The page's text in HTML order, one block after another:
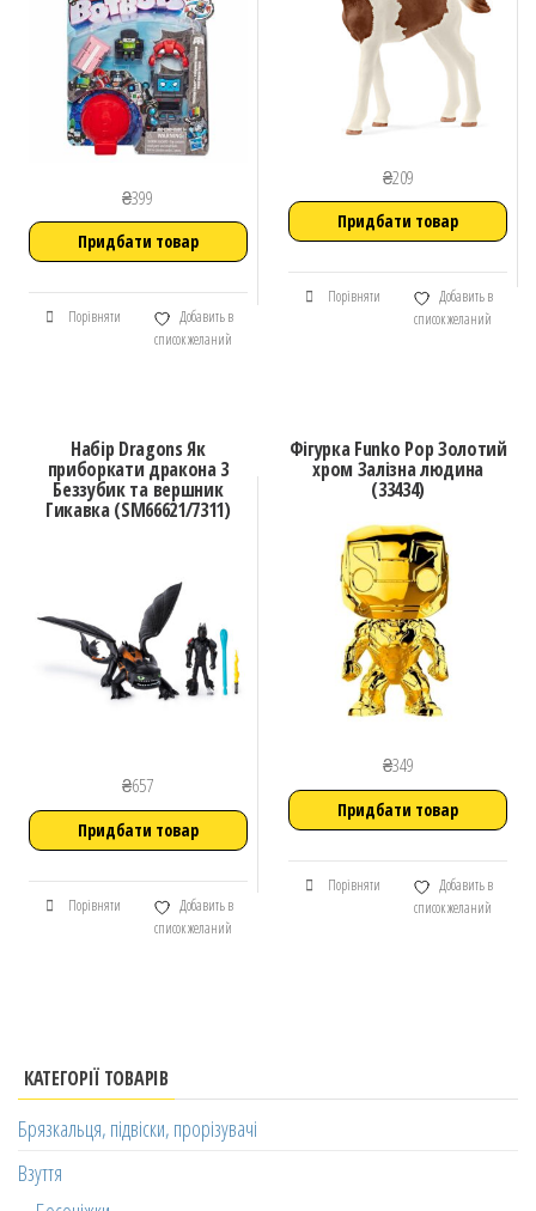
₴399
Придбати товар
Порівняти
Добавить в
список желаний
₴209
Придбати товар
Порівняти
Добавить в
список желаний
Набір Dragons Як
приборкати дракона 3
Беззубик та вершник
Гикавка (SM66621/7311)
₴657
Придбати товар
Порівняти
Добавить в
список желаний
Фігурка Funko Pop Золотий
хром Залізна людина
(33434)
₴349
Придбати товар
Порівняти
Добавить в
список желаний
КАТЕГОРІЇ ТОВАРІВ
Брязкальця, підвіски, прорізувачі
Взуття